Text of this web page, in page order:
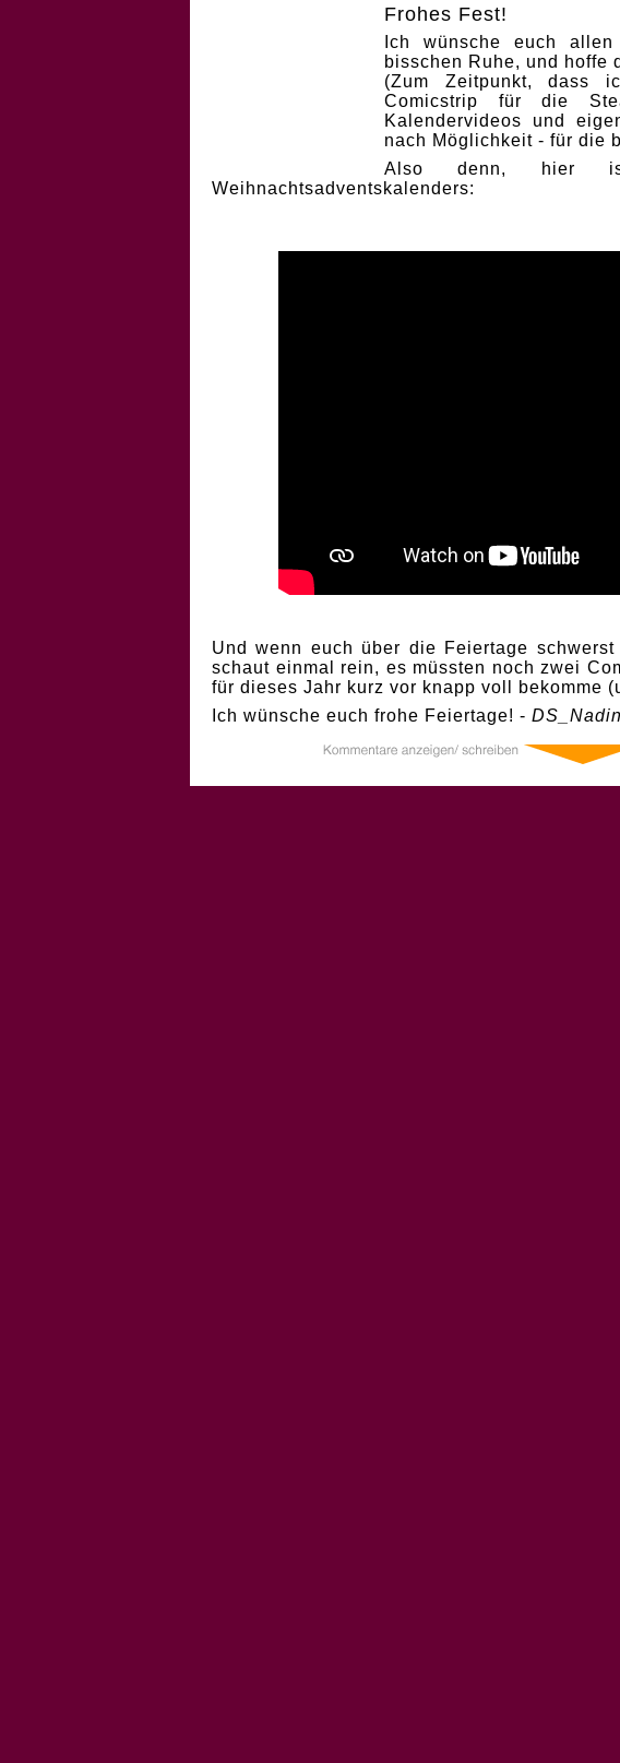
Frohes Fest!
Ich wünsche euch
bisschen Ruhe, und hoffe
(Zum Zeitpunkt, dass
Comicstrip für die
Kalendervideos und
nach Möglichkeit - für die
Also denn, hier
Weihnachtsadventskalenders:
Und wenn euch über die Feiertage
schaut einmal rein, es müssten noch zwei
für dieses Jahr kurz vor knapp voll bekomme
Ich wünsche euch frohe Feiertage! -